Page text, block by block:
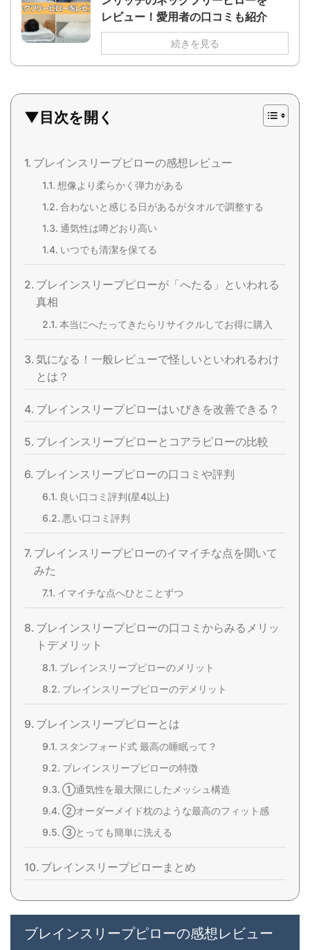
レビュー！愛用者の口コミも紹介
続きを見る
▼目次を開く
ブレインスリープピローの感想レビュー
想像より柔らかく弾力がある
合わないと感じる日があるがタオルで調整する
通気性は噂どおり高い
いつでも清潔を保てる
ブレインスリープピローが「へたる」といわれる
真相
本当にへたってきたらリサイクルしてお得に購入
気になる！一般レビューで怪しいといわれるわけ
とは？
ブレインスリープピローはいびきを改善できる？
ブレインスリープピローとコアラピローの比較
ブレインスリープピローの口コミや評判
良い口コミ評判(星4以上)
悪い口コミ評判
ブレインスリープピローのイマイチな点を聞いて
みた
イマイチな点へひとことずつ
ブレインスリープピローの口コミからみるメリッ
トデメリット
ブレインスリープピローのメリット
ブレインスリープピローのデメリット
ブレインスリープピローとは
スタンフォード式 最高の睡眠って？
ブレインスリープピローの特徴
①通気性を最大限にしたメッシュ構造
②オーダーメイド枕のような最高のフィット感
③とっても簡単に洗える
ブレインスリープピローまとめ
ブレインスリープピローの感想レビュー